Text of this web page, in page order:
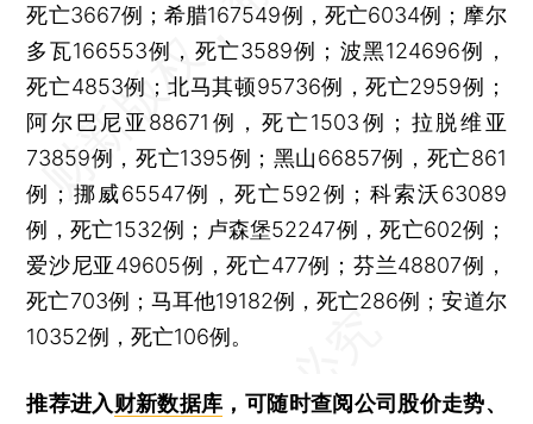
死亡3667例；希腊167549例，死亡6034例；摩尔
多瓦166553例，死亡3589例；波黑124696例，
死亡4853例；北马其顿95736例，死亡2959例；
阿尔巴尼亚88671例，死亡1503例；拉脱维亚
73859例，死亡1395例；黑山66857例，死亡861
例；挪威65547例，死亡592例；科索沃63089
例，死亡1532例；卢森堡52247例，死亡602例；
爱沙尼亚49605例，死亡477例；芬兰48807例，
死亡703例；马耳他19182例，死亡286例；安道尔
10352例，死亡106例。
推荐进入财新数据库 ，可随时查阅公司股价走势、